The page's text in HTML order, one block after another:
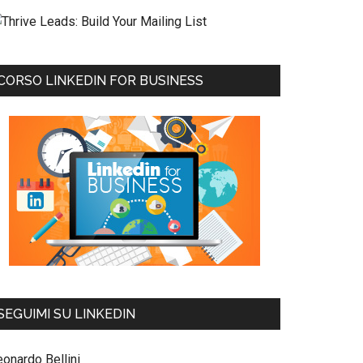
LINKEDIN FOR BUSINESS
SU LINKEDIN
Bellini